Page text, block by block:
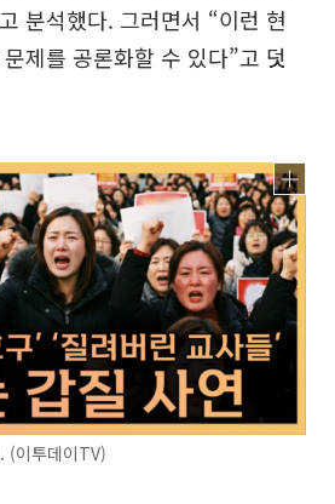
분석했다. 그러면서 “이런 현
제를 공론화할 수 있다”고 덧
(이투데이TV)